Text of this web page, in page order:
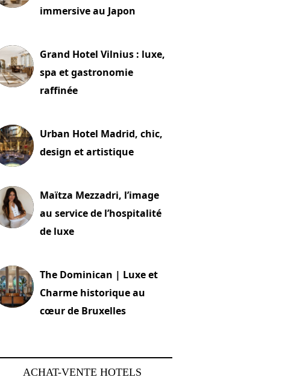
immersive au Japon
Grand Hotel Vilnius : luxe,
spa et gastronomie
raffinée
Urban Hotel Madrid, chic,
design et artistique
Maïtza Mezzadri, l’image
au service de l’hospitalité
de luxe
The Dominican | Luxe et
Charme historique au
cœur de Bruxelles
ACHAT-VENTE HOTELS